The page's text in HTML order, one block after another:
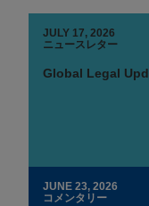
JULY 17, 2026
ニュースレター
Global Legal
JUNE 23, 2026
コメンタリー